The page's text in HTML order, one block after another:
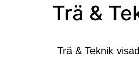
Trä &
Trä & Teknik